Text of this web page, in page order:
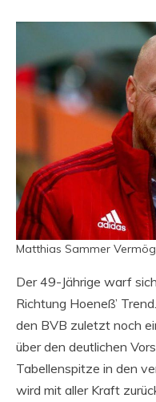
Matthias Sammer
Der 49-Jährige warf
Richtung Hoeneß’
den BVB zuletzt noch
über den deutlichen
Tabellenspitze in den
wird mit aller Kraft